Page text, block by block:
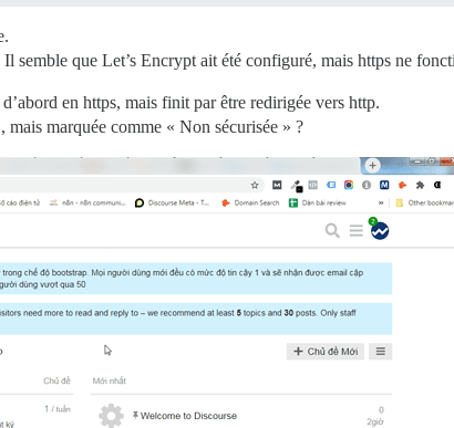
semble que Let’s Encrypt ait été configuré, mais https ne
en https, mais finit par être redirigée vers http.
marquée comme « Non sécurisée » ?